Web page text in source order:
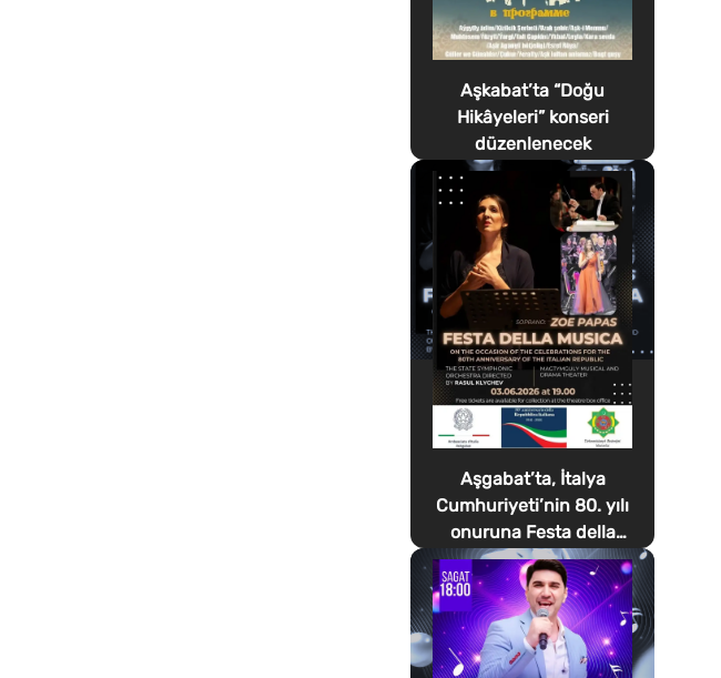
Aşkabat’ta “Doğu
Hikâyeleri” konseri
düzenlenecek
Aşgabat’ta, İtalya
Cumhuriyeti’nin 80. yılı
onuruna Festa della
Musica düzenlenecek